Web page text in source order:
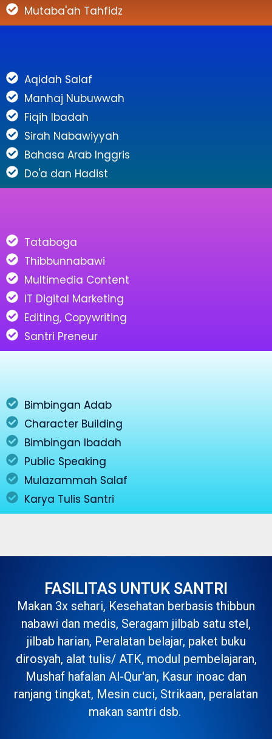
Mutaba'ah Tahfidz
Aqidah Salaf
Manhaj Nubuwwah
Fiqih Ibadah
Sirah Nabawiyyah
Bahasa Arab Inggris
Do'a dan Hadist
Tataboga
Thibbunnabawi
Multimedia Content
IT Digital Marketing
Editing, Copywriting
Santri Preneur
Bimbingan Adab
Character Building
Bimbingan Ibadah
Public Speaking
Mulazammah Salaf
Karya Tulis Santri
FASILITAS UNTUK SANTRI
Makan 3x sehari, Kesehatan berbasis thibbun
nabawi dan medis, Seragam jilbab satu stel,
jilbab harian, Peralatan belajar, paket buku
dirosyah, alat tulis/ ATK, modul pembelajaran,
Mushaf hafalan Al-Qur'an, Kasur inoac dan
ranjang tingkat, Mesin cuci, Strikaan, peralatan
makan santri dsb.